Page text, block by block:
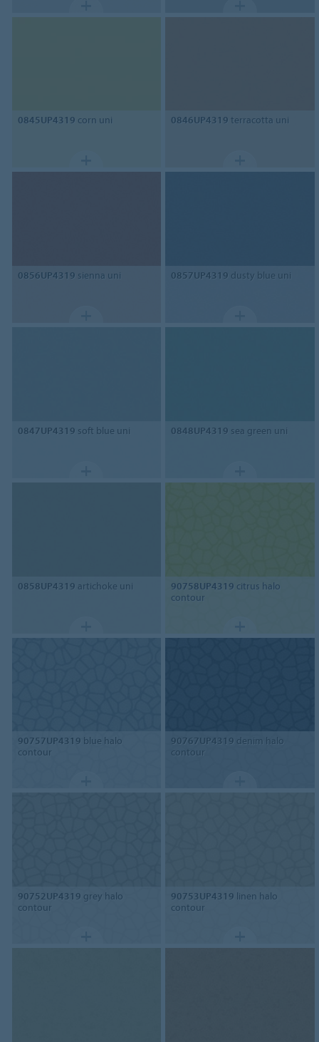
0845UP4319 corn uni 0846UP4319 terracotta uni
0856UP4319 sienna uni 0857UP4319 dusty blue uni
0847UP4319 soft blue uni 0848UP4319 sea green uni
0858UP4319 artichoke uni 90758UP4319 citrus halo
contour
90757UP4319 blue halo
contour
90767UP4319 denim halo
contour
90752UP4319 grey halo
contour
90753UP4319 linen halo
contour